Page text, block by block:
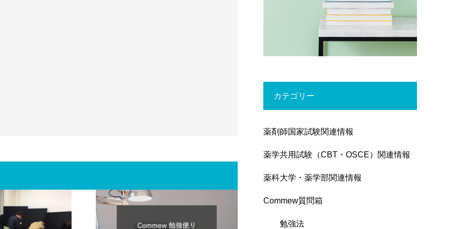
カテゴリー
薬剤師国家試験関連情報
薬学共用試験（CBT・OSCE）関連情報
薬科大学・薬学部関連情報
Commew質問箱
勉強法